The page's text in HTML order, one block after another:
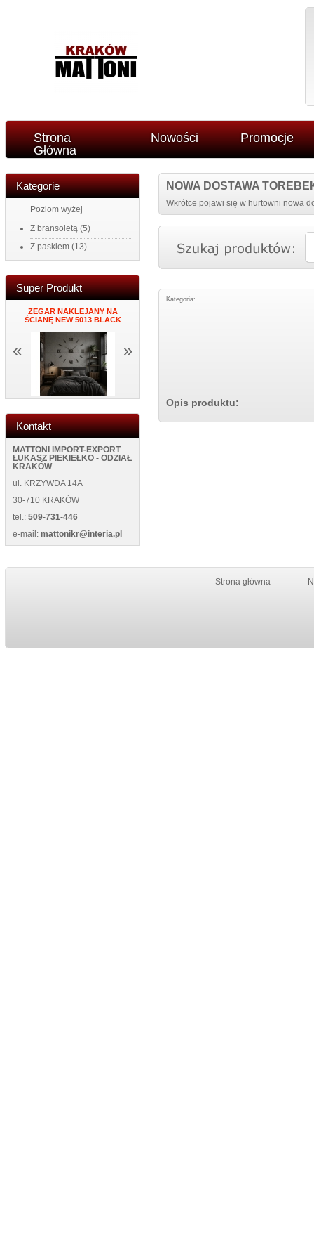
Strona
Główna
Nowości Promocje
Kategorie
Poziom wyżej
Z bransoletą (5)
Z paskiem (13)
Super Produkt
ZEGAR NAKLEJANY NA
ŚCIANĘ NEW 5013 BLACK
« »
Kontakt
MATTONI IMPORT-EXPORT
ŁUKASZ PIEKIEŁKO - ODZIAŁ
KRAKÓW
ul. KRZYWDA 14A
30-710 KRAKÓW
tel.: 509-731-446
e-mail: mattonikr@interia.pl
NOWA DOSTAWA
Wkrótce pojawi się w hurtowni nowa
Kategoria:
Opis produktu:
Strona główna